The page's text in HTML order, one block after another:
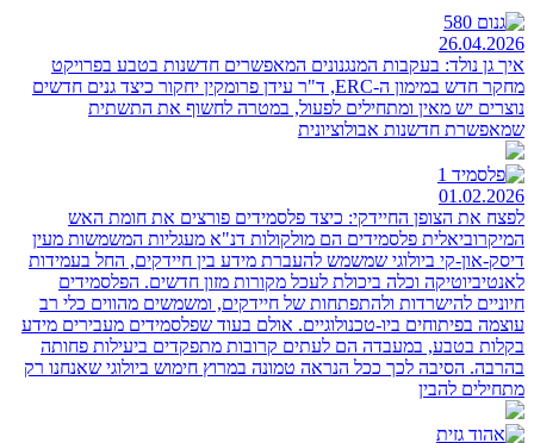
26.04.2026
איך גן נולד: בעקבות המנגנונים המאפשרים חדשנות בטבע בפרויקט
מחקר חדש במימון ה-ERC, ד"ר עידן פרומקין יחקור כיצד גנים חדשים
נוצרים יש מאין ומתחילים לפעול, במטרה לחשוף את התשתית
שמאפשרת חדשנות אבולוציונית
01.02.2026
לפצח את הצופן החיידקי: כיצד פלסמידים פורצים את חומת האש
המיקרוביאלית פלסמידים הם מולקולות דנ"א מעגליות המשמשות מעין
דיסק-און-קי ביולוגי שמשמש להעברת מידע בין חיידקים, החל בעמידות
לאנטיביוטיקה וכלה ביכולת לעכל מקורות מזון חדשים. הפלסמידים
חיוניים להישרדות ולהתפתחות של חיידקים, ומשמשים מהווים כלי רב
עוצמה בפיתוחים ביו-טכנולוגיים. אולם בעוד שפלסמידים מעבירים מידע
בקלות בטבע, במעבדה הם לעתים קרובות מתפקדים ביעילות פחותה
בהרבה. הסיבה לכך ככל הנראה טמונה במרוץ חימוש ביולוגי שאנחנו רק
מתחילים להבין